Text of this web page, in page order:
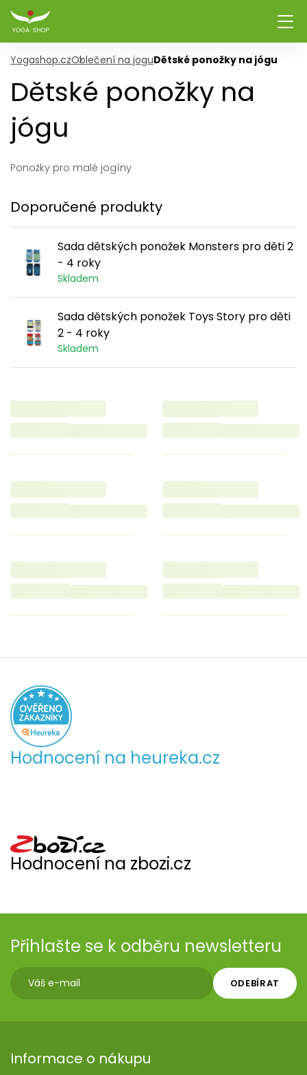
Yogashop.czOblečení na joguDětské ponožky na jógu
Dětské ponožky na
jógu
Ponožky pro malé jogíny
Doporučené produkty
Sada dětských ponožek Monsters pro děti 2
- 4 roky
Skladem
Sada dětských ponožek Toys Story pro děti
2 - 4 roky
Skladem
Hodnocení na heureka.cz
Hodnocení na zbozi.cz
Přihlašte se k odběru newsletteru
ODEBÍRAT
Informace o nákupu